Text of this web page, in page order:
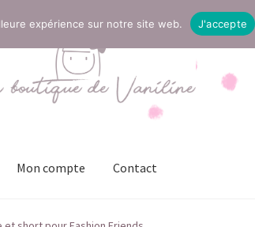
Mon compte Contact
Mon compte Page Boutique
expérience sur notre site web. J'accepte